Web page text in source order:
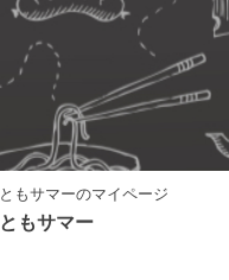
ともサマーのマイページ
ともサマー